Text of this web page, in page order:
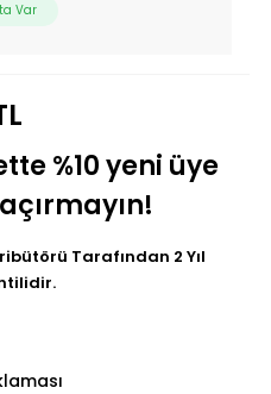
Var
%10 yeni üye
Tarafından 2 Yıl